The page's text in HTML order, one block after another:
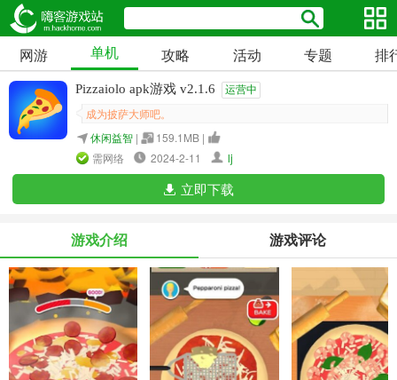
网游 单机 攻略 活动 专题 排
Pizzaiolo apk游戏 v2.1.6 运营中
成为披萨大师吧。
休闲益智 |
159.1MB |
需网络
2024-2-11 lj
立即下载
游戏介绍 游戏评论